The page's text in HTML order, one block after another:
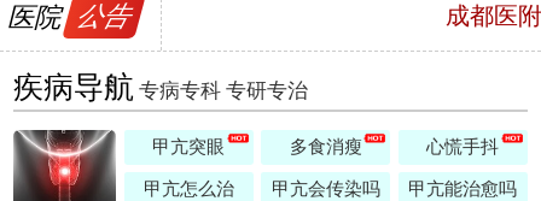
医院 公告
成都医
号，预
疾病导航 专病专科 专研专治
甲亢突眼 多食消瘦 心慌手抖
甲亢怎么治 甲亢会传染吗 甲亢能治愈吗